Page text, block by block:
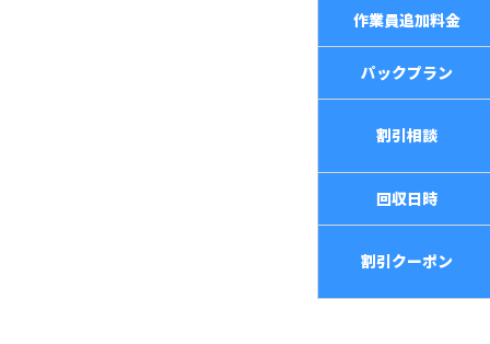
作業員追加料金
パックプラン
割引相談
回収日時
割引クーポン